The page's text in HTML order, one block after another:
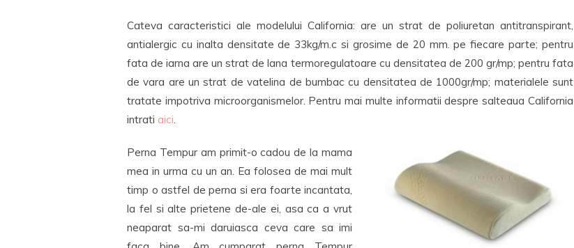
Cateva caracteristici ale modelului California: are un strat de poliuretan antitranspirant,
antialergic cu inalta densitate de 33kg/m.c si grosime de 20 mm. pe fiecare parte; pentru
fata de iarna are un strat de lana termoregulatoare cu densitatea de 200 gr/mp; pentru fata
de vara are un strat de vatelina de bumbac cu densitatea de 1000gr/mp; materialele sunt
tratate impotriva microorganismelor. Pentru mai multe informatii despre salteaua California
intrati aici.
Perna Tempur am primit-o cadou de la mama
mea in urma cu un an. Ea folosea de mai mult
timp o astfel de perna si era foarte incantata,
la fel si alte prietene de-ale ei, asa ca a vrut
neaparat sa-mi daruiasca ceva care sa imi